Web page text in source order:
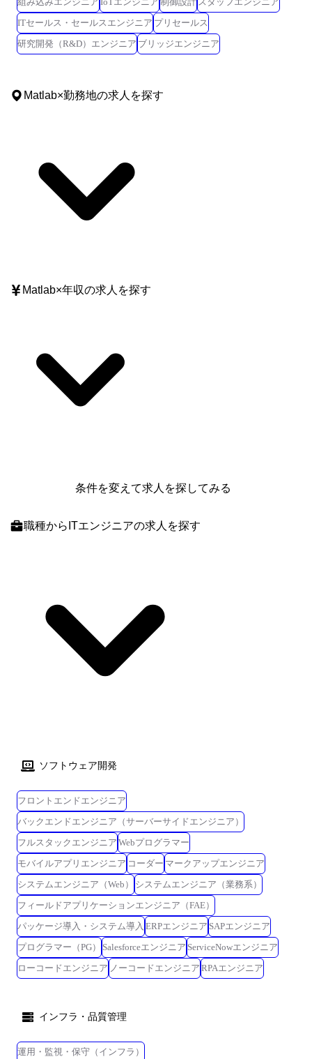
ITセールス・セールスエンジニア プリセールス
研究開発（R&D）エンジニア ブリッジエンジニア
Matlab×勤務地の求人を探す
Matlab×年収の求人を探す
条件を変えて求人を探してみる
職種からITエンジニアの求人を探す
ソフトウェア開発
フロントエンドエンジニア
バックエンドエンジニア（サーバーサイドエンジニア）
フルスタックエンジニア Webプログラマー
モバイルアプリエンジニア コーダー マークアップエンジニア
システムエンジニア（Web）
システムエンジニア（業務系）
フィールドアプリケーションエンジニア（FAE）
パッケージ導入・システム導入 ERPエンジニア SAPエンジニア
プログラマー（PG）
Salesforceエンジニア ServiceNowエンジニア
ローコードエンジニア ノーコードエンジニア RPAエンジニア
インフラ・品質管理
運用・監視・保守（インフラ）